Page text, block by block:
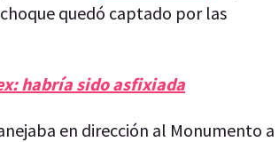
quedó captado por las
habría sido asfixiada
en dirección al Monumento a